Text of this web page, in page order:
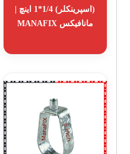
(اسپرینکلر) 1/4*1 اینچ |
مانافیکس MANAFIX